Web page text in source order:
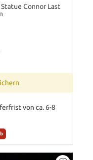
Statue Connor Last
von ca. 6-8